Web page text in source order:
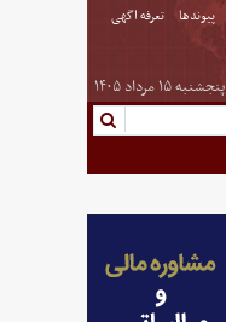
پیوندها تعرفه اگهی
پنجشنبه ۱۵ مرداد ۱۴۰۵